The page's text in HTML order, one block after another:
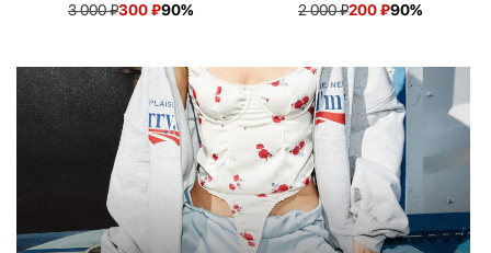
3 000₽300₽90% 2 000₽200₽90%